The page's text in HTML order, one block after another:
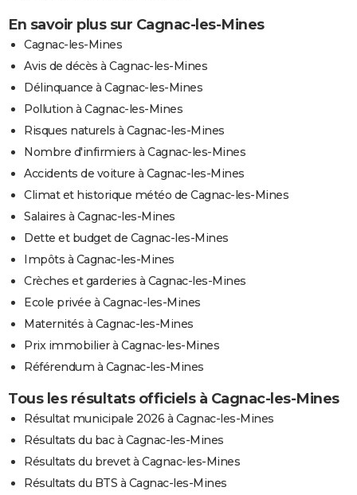
En savoir plus sur Cagnac-les-Mines
Cagnac-les-Mines
Avis de décès à Cagnac-les-Mines
Délinquance à Cagnac-les-Mines
Pollution à Cagnac-les-Mines
Risques naturels à Cagnac-les-Mines
Nombre d'infirmiers à Cagnac-les-Mines
Accidents de voiture à Cagnac-les-Mines
Climat et historique météo de Cagnac-les-Mines
Salaires à Cagnac-les-Mines
Dette et budget de Cagnac-les-Mines
Impôts à Cagnac-les-Mines
Crèches et garderies à Cagnac-les-Mines
Ecole privée à Cagnac-les-Mines
Maternités à Cagnac-les-Mines
Prix immobilier à Cagnac-les-Mines
Référendum à Cagnac-les-Mines
Tous les résultats officiels à Cagnac-les-Mines
Résultat municipale 2026 à Cagnac-les-Mines
Résultats du bac à Cagnac-les-Mines
Résultats du brevet à Cagnac-les-Mines
Résultats du BTS à Cagnac-les-Mines